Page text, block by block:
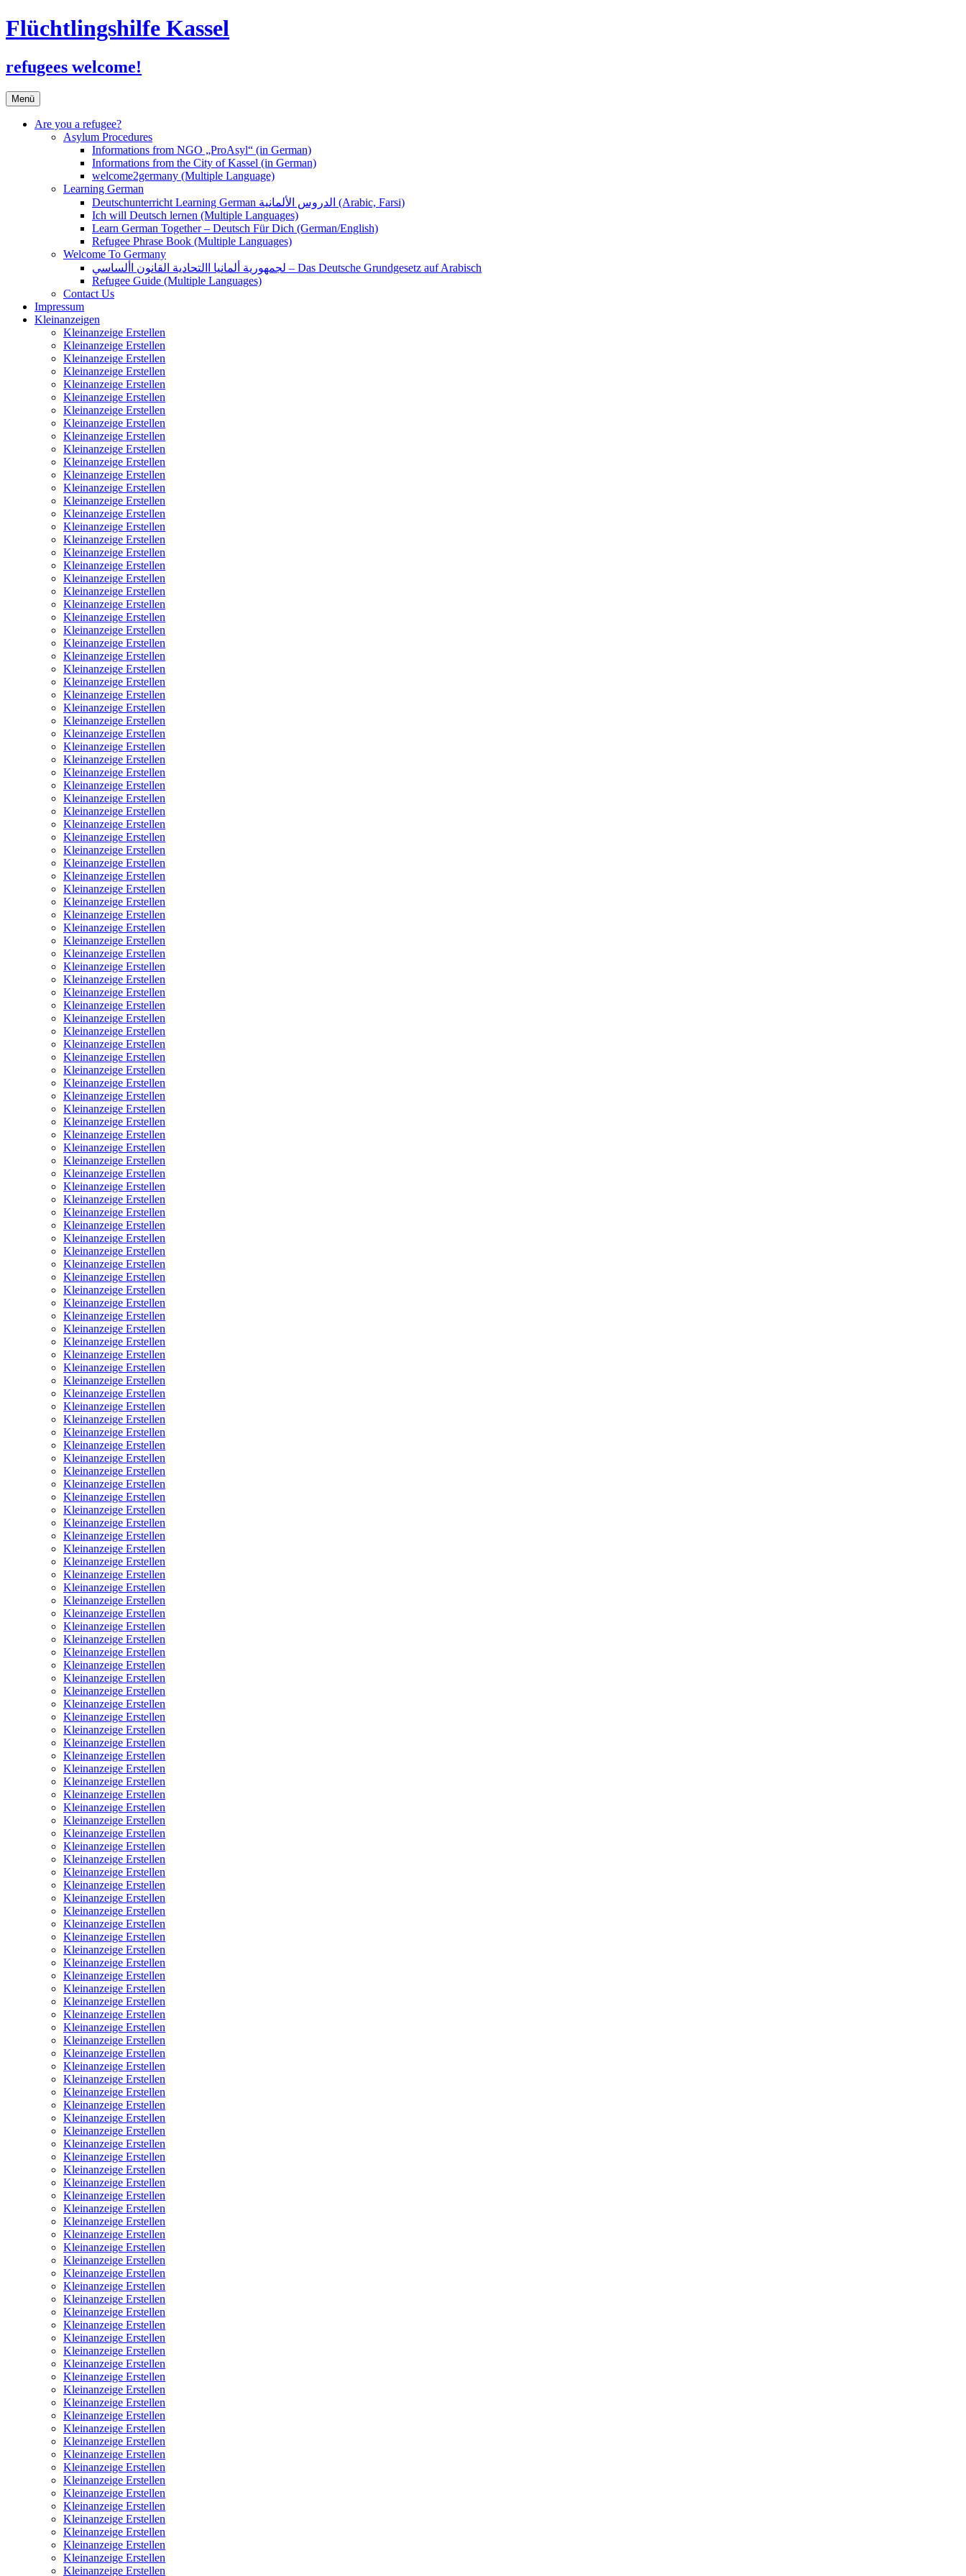
Flüchtlingshilfe Kassel
refugees welcome!
Menü Zum
Inhalt
springen
Are you a refugee?
Asylum Procedures
Informations from NGO „ProAsyl“ (in German)
Informations from the City of Kassel (in German)
welcome2germany (Multiple Language)
Learning German
Deutschunterricht Learning German الدروس الألمانية (Arabic, Farsi)
Ich will Deutsch lernen (Multiple Languages)
Learn German Together – Deutsch Für Dich (German/English)
Refugee Phrase Book (Multiple Languages)
Welcome To Germany
لجمهورية ألمانيا االتحادية القانون األساسي – Das Deutsche Grundgesetz auf Arabisch
Refugee Guide (Multiple Languages)
Contact Us
Impressum
Kleinanzeigen
Kleinanzeige Erstellen
Kleinanzeige Erstellen
Kleinanzeige Erstellen
Kleinanzeige Erstellen
Kleinanzeige Erstellen
Kleinanzeige Erstellen
Kleinanzeige Erstellen
Kleinanzeige Erstellen
Kleinanzeige Erstellen
Kleinanzeige Erstellen
Kleinanzeige Erstellen
Kleinanzeige Erstellen
Kleinanzeige Erstellen
Kleinanzeige Erstellen
Kleinanzeige Erstellen
Kleinanzeige Erstellen
Kleinanzeige Erstellen
Kleinanzeige Erstellen
Kleinanzeige Erstellen
Kleinanzeige Erstellen
Kleinanzeige Erstellen
Kleinanzeige Erstellen
Kleinanzeige Erstellen
Kleinanzeige Erstellen
Kleinanzeige Erstellen
Kleinanzeige Erstellen
Kleinanzeige Erstellen
Kleinanzeige Erstellen
Kleinanzeige Erstellen
Kleinanzeige Erstellen
Kleinanzeige Erstellen
Kleinanzeige Erstellen
Kleinanzeige Erstellen
Kleinanzeige Erstellen
Kleinanzeige Erstellen
Kleinanzeige Erstellen
Kleinanzeige Erstellen
Kleinanzeige Erstellen
Kleinanzeige Erstellen
Kleinanzeige Erstellen
Kleinanzeige Erstellen
Kleinanzeige Erstellen
Kleinanzeige Erstellen
Kleinanzeige Erstellen
Kleinanzeige Erstellen
Kleinanzeige Erstellen
Kleinanzeige Erstellen
Kleinanzeige Erstellen
Kleinanzeige Erstellen
Kleinanzeige Erstellen
Kleinanzeige Erstellen
Kleinanzeige Erstellen
Kleinanzeige Erstellen
Kleinanzeige Erstellen
Kleinanzeige Erstellen
Kleinanzeige Erstellen
Kleinanzeige Erstellen
Kleinanzeige Erstellen
Kleinanzeige Erstellen
Kleinanzeige Erstellen
Kleinanzeige Erstellen
Kleinanzeige Erstellen
Kleinanzeige Erstellen
Kleinanzeige Erstellen
Kleinanzeige Erstellen
Kleinanzeige Erstellen
Kleinanzeige Erstellen
Kleinanzeige Erstellen
Kleinanzeige Erstellen
Kleinanzeige Erstellen
Kleinanzeige Erstellen
Kleinanzeige Erstellen
Kleinanzeige Erstellen
Kleinanzeige Erstellen
Kleinanzeige Erstellen
Kleinanzeige Erstellen
Kleinanzeige Erstellen
Kleinanzeige Erstellen
Kleinanzeige Erstellen
Kleinanzeige Erstellen
Kleinanzeige Erstellen
Kleinanzeige Erstellen
Kleinanzeige Erstellen
Kleinanzeige Erstellen
Kleinanzeige Erstellen
Kleinanzeige Erstellen
Kleinanzeige Erstellen
Kleinanzeige Erstellen
Kleinanzeige Erstellen
Kleinanzeige Erstellen
Kleinanzeige Erstellen
Kleinanzeige Erstellen
Kleinanzeige Erstellen
Kleinanzeige Erstellen
Kleinanzeige Erstellen
Kleinanzeige Erstellen
Kleinanzeige Erstellen
Kleinanzeige Erstellen
Kleinanzeige Erstellen
Kleinanzeige Erstellen
Kleinanzeige Erstellen
Kleinanzeige Erstellen
Kleinanzeige Erstellen
Kleinanzeige Erstellen
Kleinanzeige Erstellen
Kleinanzeige Erstellen
Kleinanzeige Erstellen
Kleinanzeige Erstellen
Kleinanzeige Erstellen
Kleinanzeige Erstellen
Kleinanzeige Erstellen
Kleinanzeige Erstellen
Kleinanzeige Erstellen
Kleinanzeige Erstellen
Kleinanzeige Erstellen
Kleinanzeige Erstellen
Kleinanzeige Erstellen
Kleinanzeige Erstellen
Kleinanzeige Erstellen
Kleinanzeige Erstellen
Kleinanzeige Erstellen
Kleinanzeige Erstellen
Kleinanzeige Erstellen
Kleinanzeige Erstellen
Kleinanzeige Erstellen
Kleinanzeige Erstellen
Kleinanzeige Erstellen
Kleinanzeige Erstellen
Kleinanzeige Erstellen
Kleinanzeige Erstellen
Kleinanzeige Erstellen
Kleinanzeige Erstellen
Kleinanzeige Erstellen
Kleinanzeige Erstellen
Kleinanzeige Erstellen
Kleinanzeige Erstellen
Kleinanzeige Erstellen
Kleinanzeige Erstellen
Kleinanzeige Erstellen
Kleinanzeige Erstellen
Kleinanzeige Erstellen
Kleinanzeige Erstellen
Kleinanzeige Erstellen
Kleinanzeige Erstellen
Kleinanzeige Erstellen
Kleinanzeige Erstellen
Kleinanzeige Erstellen
Kleinanzeige Erstellen
Kleinanzeige Erstellen
Kleinanzeige Erstellen
Kleinanzeige Erstellen
Kleinanzeige Erstellen
Kleinanzeige Erstellen
Kleinanzeige Erstellen
Kleinanzeige Erstellen
Kleinanzeige Erstellen
Kleinanzeige Erstellen
Kleinanzeige Erstellen
Kleinanzeige Erstellen
Kleinanzeige Erstellen
Kleinanzeige Erstellen
Kleinanzeige Erstellen
Kleinanzeige Erstellen
Kleinanzeige Erstellen
Kleinanzeige Erstellen
Kleinanzeige Erstellen
Kleinanzeige Erstellen
Kleinanzeige Erstellen
Kleinanzeige Erstellen
Kleinanzeige Erstellen
Kleinanzeige Erstellen
Kleinanzeige Erstellen
Kleinanzeige Erstellen
Kleinanzeige Erstellen